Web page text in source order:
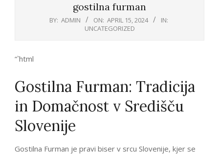
gostilna furman
BY: ADMIN ON: APRIL 15, 2024
IN:
UNCATEGORIZED
“`html
Gostilna Furman: Tradicija
in Domačnost v Središču
Slovenije
Gostilna Furman je pravi biser v srcu Slovenije, kjer se